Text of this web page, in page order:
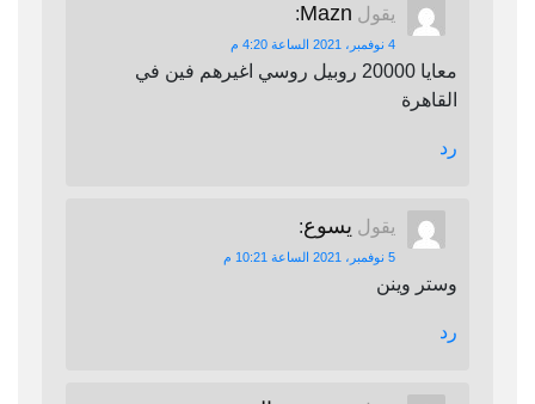
يقول Mazn
:
4 نوفمبر، 2021 الساعة 4:20 م
معايا 20000 روبيل روسي اغيرهم فين في
القاهرة
رد
يقول يسوع:
5 نوفمبر، 2021 الساعة 10:21 م
وستر وينن
رد